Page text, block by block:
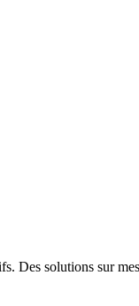
Des solutions sur